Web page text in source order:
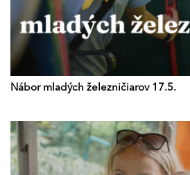
Nábor mladých železničiarov 17.5.